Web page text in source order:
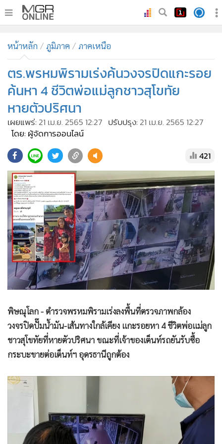
ทันเหตุการณ์
• ภาคใต้
ภูมิภาค
• บันเทิง
ผู้จัดการรายวัน
• ละคร
• CbizReview
• Cyber BIZ
• ผู้จัดกวน
Good health & Well-being
• Green Innovation & SD
Management & HR
MGR Live
• Infographic
• ท่องเที่ยว
• กีฬา
• ต่างประเทศ
• Special Scoop
• เศรษฐกิจ-ธุรกิจ
ชุมชน-คุณภาพชีวิต
อาชญากรรม
Motoring
หน้าหลัก ภูมิภาค ภาคเหนือ
ตร.พรหมพิรามเร่งค้นวงจรปิดแกะรอย
ค้นหา 4 ชีวิตพ่อแม่ลูกชาวสุโขทัย
หายตัวปริศนา
เผยแพร่: 21 เม.ย. 2565 12:27 ปรับปรุง: 21 เม.ย. 2565 12:27
โดย: ผู้จัดการออนไลน์
421
พิษณุโลก - ตำรวจพรหมพิรามเร่งลงพื้นที่ตรวจภาพกล้อง
วงจรปิดปั๊มน้ำมัน-เส้นทางใกล้เคียง แกะรอยหา 4 ชีวิตพ่อแม่ลูก
ชาวสุโขทัยที่หายตัวปริศนา ขณะที่เจ้าของเต็นท์รถยันรับซื้อ
กระบะขายต่อเต็นท์ฯ อุดรธานีถูกต้อง